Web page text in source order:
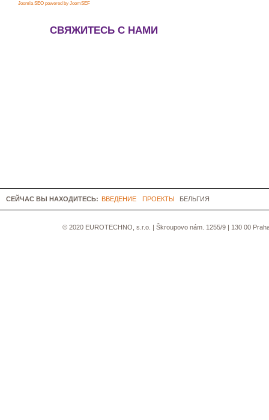
Joomla SEO powered by JoomSEF
СВЯЖИТЕСЬ С НАМИ
СЕЙЧАС ВЫ НАХОДИТЕСЬ: ВВЕДЕНИЕ ПРОЕКТЫ БЕЛЬГИЯ
© 2020 EUROTECHNO, s.r.o. | Škroupovo nám. 1255/9 | 130 00